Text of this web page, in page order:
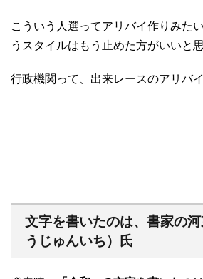
こういう人選ってアリバイ作りみた
うスタイルはもう止めた方がいいと思
行政機関って、出来レースのアリバ
文字を書いたのは、書家の
うじゅんいち）氏